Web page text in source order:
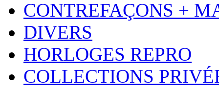
CONTREFAÇONS +
DIVERS
HORLOGES REPRO
COLLECTIONS